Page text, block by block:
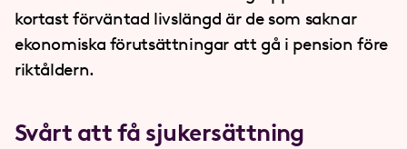
kortast förväntad livslängd är de som saknar
ekonomiska förutsättningar att gå i pension före
riktåldern.
Svårt att få sjukersättning